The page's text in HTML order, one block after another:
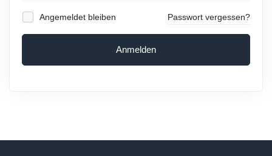
Angemeldet bleiben Passwort vergessen?
Anmelden